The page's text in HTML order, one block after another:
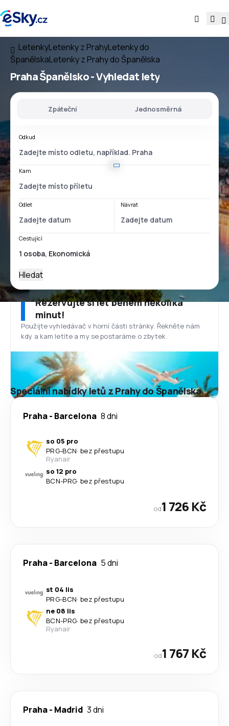
LetenkyLetenky z PrahyLetenky do
ŠpanělskaLetenky z Prahy do Španělska
Praha Španělsko- Vyhledat lety
Zpáteční Jednosměrná
Odkud
Kam
Odlet Návrat
Cestující
Hledat
Rezervujte si let během několika
minut!
Použijte vyhledávač v horní části stránky. Řekněte nám
kdy a kam letíte a my se postaráme o zbytek.
Speciální nabídky letů z Prahy do Španělska
Praha- Barcelona 8 dni
so 05 pro
PRG-BCN· bez přestupu
Ryanair
so 12 pro
BCN-PRG· bez přestupu
od1 726 Kč
Praha- Barcelona 5 dni
st 04 lis
PRG-BCN· bez přestupu
ne 08 lis
BCN-PRG· bez přestupu
Ryanair
od1 767 Kč
Praha- Madrid 3 dni